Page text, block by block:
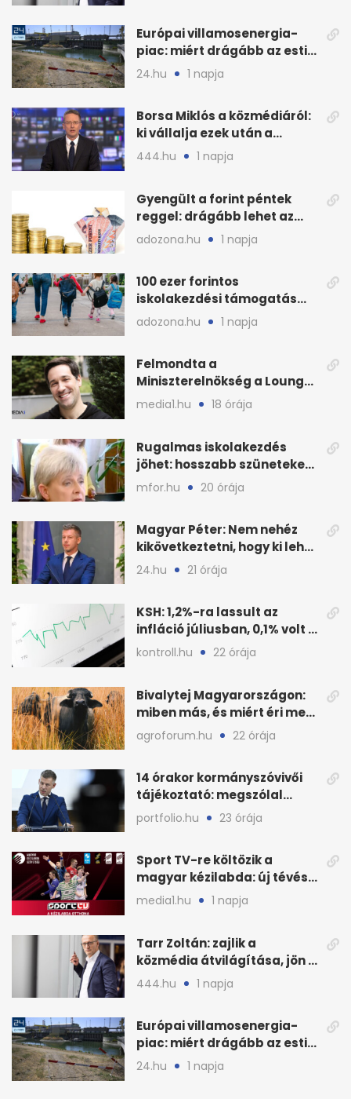
Európai villamosenergia-
piac: miért drágább az esti
áram Magyarországon
24.hu 1 napja
Borsa Miklós a közmédiáról:
ki vállalja ezek után a
munkát?
444.hu 1 napja
Gyengült a forint péntek
reggel: drágább lehet az
euró és a dollár
adozona.hu 1 napja
100 ezer forintos
iskolakezdési támogatás
2026 őszén: adózás,
munkáltatói plusz
adozona.hu 1 napja
Felmondta a
Miniszterelnökség a Lounge
Event keretszerződését
media1.hu 18 órája
Rugalmas iskolakezdés
jöhet: hosszabb szüneteket
javasolnak szeptembertől
mfor.hu 20 órája
Magyar Péter: Nem nehéz
kikövetkeztetni, hogy ki lehet
a három jelölt
24.hu 21 órája
KSH: 1,2%-ra lassult az
infláció júliusban, 0,1% volt a
havi áresés
kontroll.hu 22 órája
Bivalytej Magyarországon:
miben más, és miért éri meg
feldolgozni?
agroforum.hu 22 órája
14 órakor kormányszóvivői
tájékoztató: megszólal
Magyar Péter is
portfolio.hu 23 órája
Sport TV-re költözik a
magyar kézilabda: új tévés
megállapodás
media1.hu 1 napja
Tarr Zoltán: zajlik a
közmédia átvilágítása, jön a
nyilvános véleményezés
444.hu 1 napja
Európai villamosenergia-
piac: miért drágább az esti
áram Magyarországon
24.hu 1 napja